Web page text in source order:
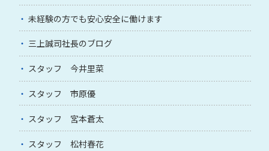
未経験の方でも安心安全に働けます
三上誠司社長のブログ
スタッフ 今井里菜
スタッフ 市原優
スタッフ 宮本蒼太
スタッフ 松村春花